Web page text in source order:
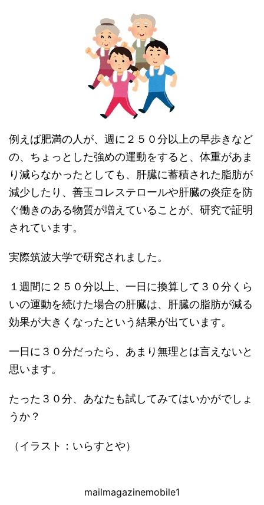
例えば肥満の人が、週に２５０分以上の早歩きなど
の、ちょっとした強めの運動をすると、体重があま
り減らなかったとしても、肝臓に蓄積された脂肪が
減少したり、善玉コレステロールや肝臓の炎症を防
ぐ働きのある物質が増えていることが、研究で証明
されています。
実際筑波大学で研究されました。
１週間に２５０分以上、一日に換算して３０分くら
いの運動を続けた場合の肝臓は、肝臓の脂肪が減る
効果が大きくなったという結果が出ています。
一日に３０分だったら、あまり無理とは言えないと
思います。
たった３０分、あなたも試してみてはいかがでしょ
うか？
（イラスト：いらすとや）
mailmagazinemobile1